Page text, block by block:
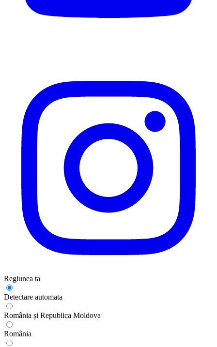
Regiunea ta
Detectare automata
România și Republica Moldova
România